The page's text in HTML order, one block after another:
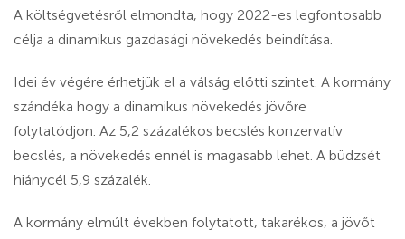
A költségvetésről elmondta, hogy 2022-es legfontosabb
célja a dinamikus gazdasági növekedés beindítása.
Idei év végére érhetjük el a válság előtti szintet. A kormány
szándéka hogy a dinamikus növekedés jövőre
folytatódjon. Az 5,2 százalékos becslés konzervatív
becslés, a növekedés ennél is magasabb lehet. A büdzsét
hiánycél 5,9 százalék.
A kormány elmúlt években folytatott, takarékos, a jövőt